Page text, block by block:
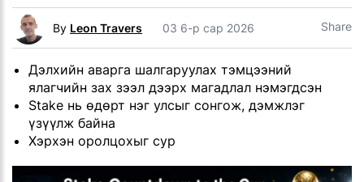
By Leon Travers 03 6-р сар 2026 Share
Дэлхийн аварга шалгаруулах тэмцээний
ялагчийн зах зээл дээрх магадлал нэмэгдсэн
Stake нь өдөрт нэг улсыг сонгож, дэмжлэг
үзүүлж байна
Хэрхэн оролцохыг сур